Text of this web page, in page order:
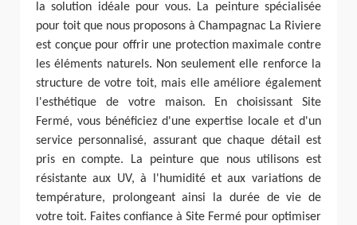
la solution idéale pour vous. La peinture spécialisée
pour toit que nous proposons à Champagnac La Riviere
est conçue pour offrir une protection maximale contre
les éléments naturels. Non seulement elle renforce la
structure de votre toit, mais elle améliore également
l'esthétique de votre maison. En choisissant Site
Fermé, vous bénéficiez d'une expertise locale et d'un
service personnalisé, assurant que chaque détail est
pris en compte. La peinture que nous utilisons est
résistante aux UV, à l'humidité et aux variations de
température, prolongeant ainsi la durée de vie de
votre toit. Faites confiance à Site Fermé pour optimiser